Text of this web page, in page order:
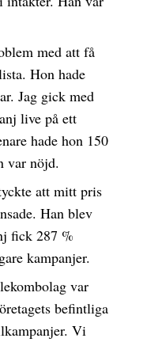
med att få
Hon hade
Jag gick med
live på ett
hade hon 150
var nöjd.
att mitt pris
Han blev
fick 287 %
kampanjer.
var
befintliga
Vi